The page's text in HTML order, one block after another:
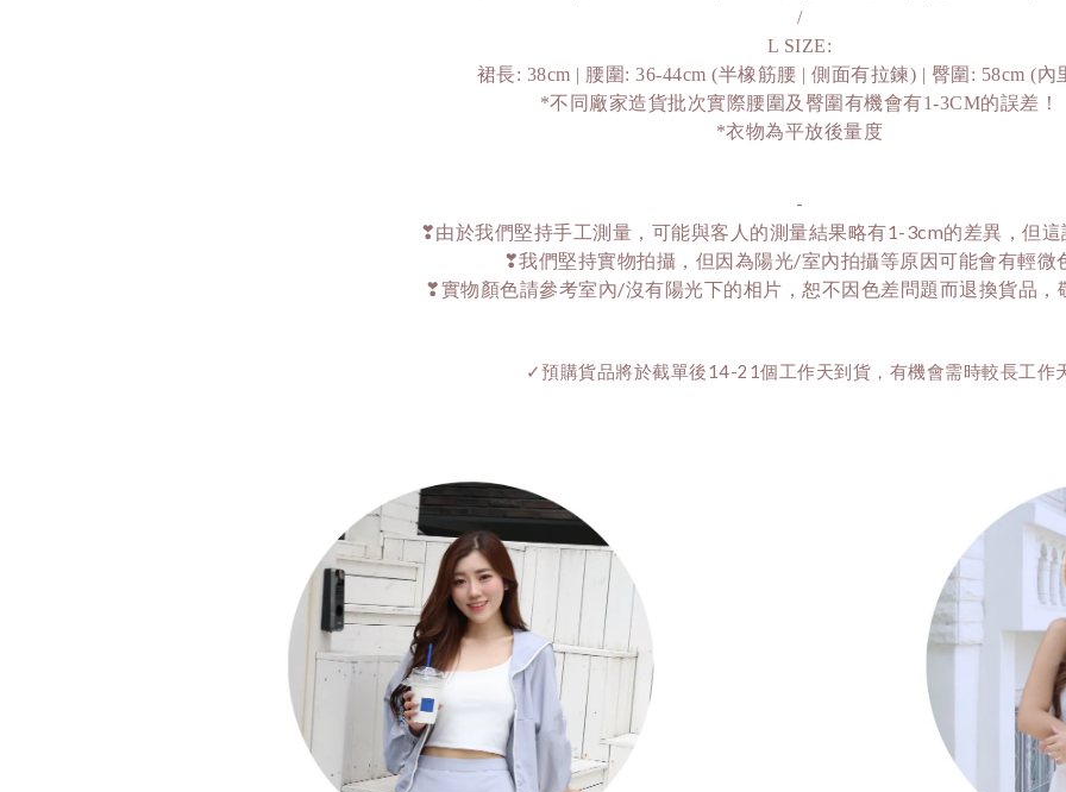
/
L SIZE:
裙長: 38cm | 腰圍: 36-44cm (半橡筋腰 | 側面有拉鍊) | 臀圍: 58cm (內
*不同廠家造貨批次實際腰圍及臀圍有機會有1-3CM的誤差！
*衣物為平放後量度
-
❣由於我們堅持手工測量，可能與客人的測量結果略有1-3cm的差異，但這
❣我們堅持實物拍攝，但因為陽光/室內拍攝等原因可能會有輕微
❣實物顏色請參考室內/沒有陽光下的相片，恕不因色差問題而退換貨品，
✓預購貨品將於截單後14-21個工作天到貨，有機會需時較長工作